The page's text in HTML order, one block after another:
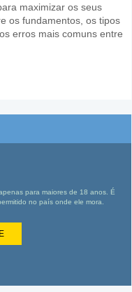
maximizar os seus
os fundamentos, os tipos
erros mais comuns entre
para maiores de 18 anos. É
no país onde ele mora.